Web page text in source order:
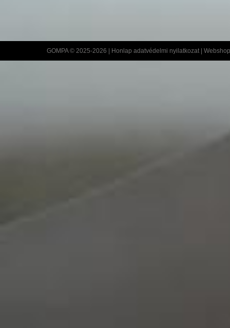
GOMPA © 2025-2026 | Honlap adatvédelmi nyilatkozat|